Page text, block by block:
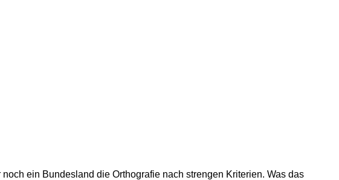
ein Bundesland die Orthografie nach strengen Kriterien. Was das